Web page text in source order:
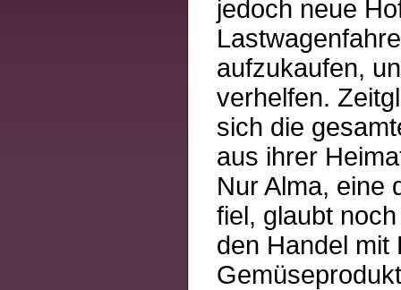
jedoch neue
aufzukaufen,
verhelfen.
sich die
aus ihrer
Nur Alma, eine
fiel, glaubt
den Handel mit